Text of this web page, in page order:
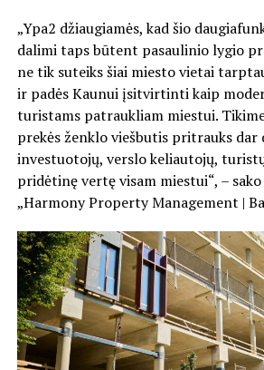
„Ypa2 džiaugiamės, kad šio
dalimi taps būtent pasaulinio lygio
ne tik suteiks šiai miesto vietai
ir padės Kaunui įsitvirtinti kaip
turistams patraukliam miestui.
prekės ženklo viešbutis pritrauks dar
investuotojų, verslo keliautojų,
pridėtinę vertę visam miestui“, –
„Harmony Property Management |